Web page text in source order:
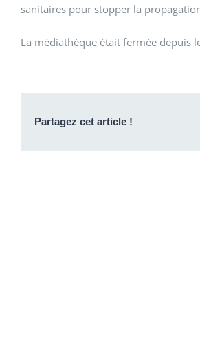
sanitaires pour stopper la
La médiathèque était fermée depuis
Partagez cet article !